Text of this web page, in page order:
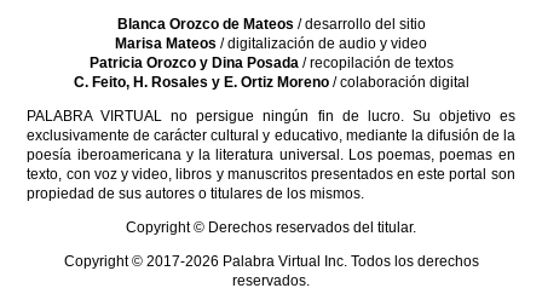
Blanca Orozco de Mateos / desarrollo del sitio
Marisa Mateos / digitalización de audio y video
Patricia Orozco y Dina Posada/ recopilación de textos
C. Feito, H. Rosales y E. Ortiz Moreno/ colaboración digital
PALABRA VIRTUAL no persigue ningún fin de lucro. Su objetivo es
exclusivamente de carácter cultural y educativo, mediante la difusión de la
poesía iberoamericana y la literatura universal. Los poemas, poemas en
texto, con voz y video, libros y manuscritos presentados en este portal son
propiedad de sus autores o titulares de los mismos.
Copyright © Derechos reservados del titular.
Copyright © 2017-2026 Palabra Virtual Inc. Todos los derechos
reservados.